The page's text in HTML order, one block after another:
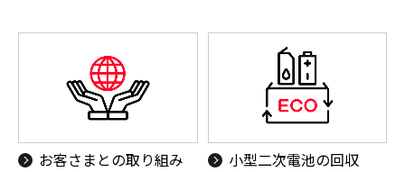
お客さまとの取り組み 小型二次電池の回収